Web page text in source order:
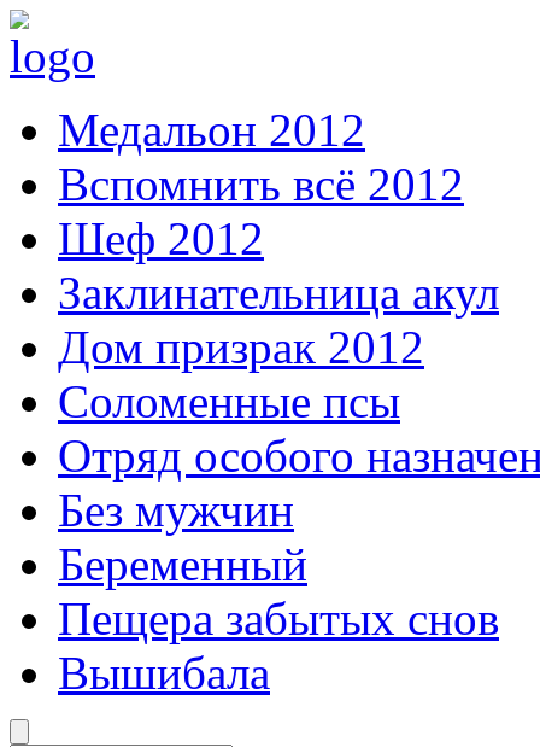
Медальон 2012
Вспомнить всё 2012
Шеф 2012
Заклинательница акул
Дом призрак 2012
Соломенные псы
Отряд особого
Без мужчин
Беременный
Пещера забытых снов
Вышибала